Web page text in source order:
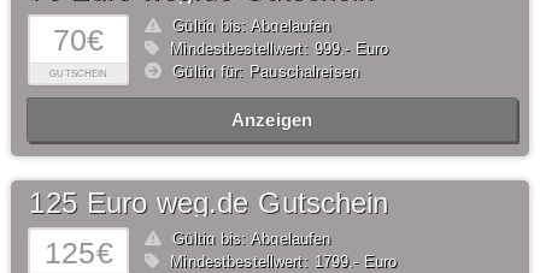
70€
GUTSCHEIN
Gültig bis: Abgelaufen
Mindestbestellwert: 999,- Euro
Gültig für: Pauschalreisen
Anzeigen
125€
125 Euro weg.de Gutschein
Gültig bis: Abgelaufen
Mindestbestellwert: 1799,- Euro